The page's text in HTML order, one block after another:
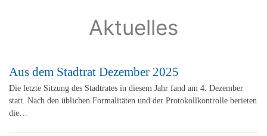
Aktuelles
Aus dem Stadtrat Dezember 2025
Die letzte Sitzung des Stadtrates in diesem Jahr fand am 4. Dezember
statt. Nach den üblichen Formalitäten und der Protokollkontrolle berieten
die…